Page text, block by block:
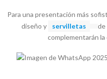
Para una presentación más
diseño y
servilletas de
complementarán